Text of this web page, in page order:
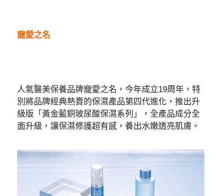
寵愛之名
人氣醫美保養品牌寵愛之名，今年成立19周年，特
別將品牌經典熱賣的保濕產品第四代進化，推出升
級版「黃金藍銅玻尿酸保濕系列」，全產品成分全
面升級，讓保濕修護超有感，養出水嫩透亮肌膚。